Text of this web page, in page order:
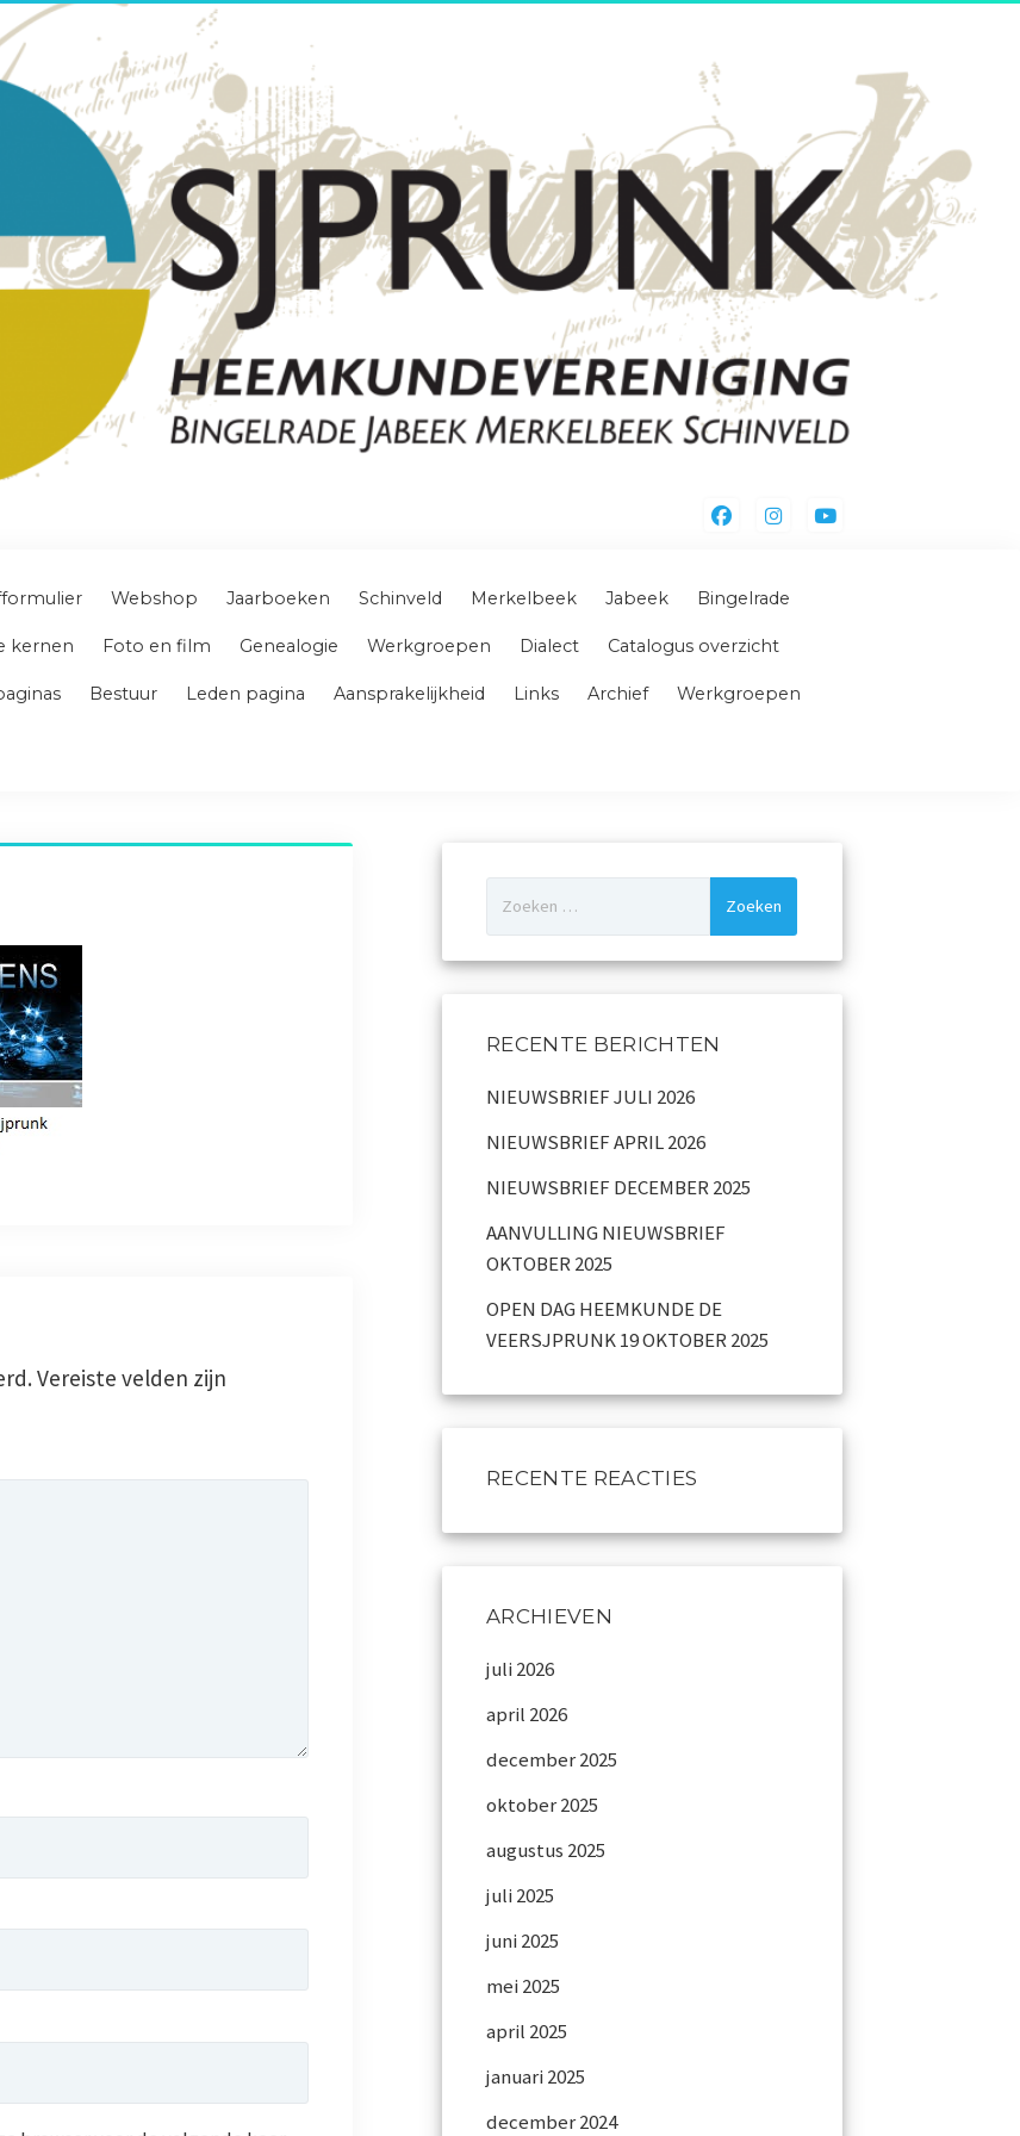
Webshop Jaarboeken Schinveld Merkelbeek Jabeek Bingelrade
kernen Foto en film Genealogie Werkgroepen Dialect Catalogus overzicht
Bestuur Leden pagina Aansprakelijkheid Links Archief Werkgroepen
Vereiste velden zijn
RECENTE BERICHTEN
NIEUWSBRIEF JULI 2026
NIEUWSBRIEF APRIL 2026
NIEUWSBRIEF DECEMBER 2025
AANVULLING NIEUWSBRIEF
OKTOBER 2025
OPEN DAG HEEMKUNDE DE
VEERSJPRUNK 19 OKTOBER 2025
RECENTE REACTIES
ARCHIEVEN
juli 2026
april 2026
december 2025
oktober 2025
augustus 2025
juli 2025
juni 2025
mei 2025
april 2025
januari 2025
december 2024